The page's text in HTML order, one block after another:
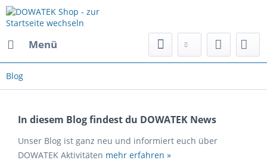
Menü
Blog
In diesem Blog findest du DOWATEK News
Unser Blog ist ganz neu und informiert euch über
DOWATEK Aktivitäten mehr erfahren »